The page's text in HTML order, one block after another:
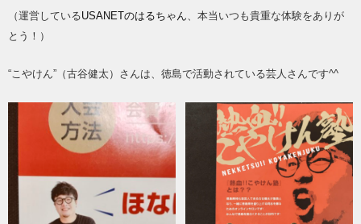
（運営しているUSANETのはるちゃん 、本当いつも貴重な体験をありが
とう！）
“こやけん”（古谷健太）さんは、徳島で活動されている芸人さんです^^